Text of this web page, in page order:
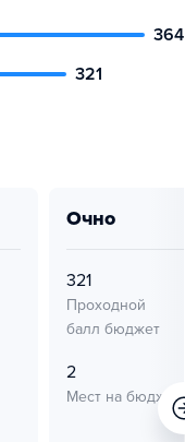
364
321
очно
321
Проходной
балл бюджет
2
Мест на бюджет